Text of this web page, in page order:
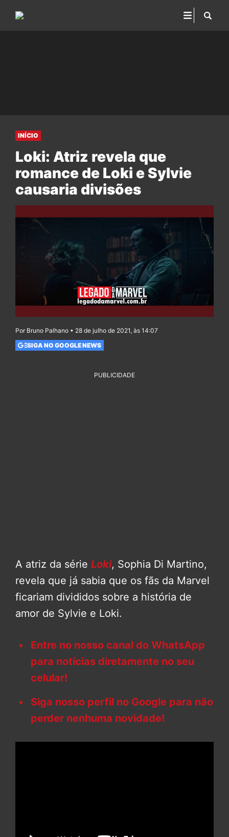
INÍCIO
Loki: Atriz revela que
romance de Loki e Sylvie
causaria divisões
Por Bruno Palhano • 28 de julho de 2021, às 14:07
SIGA NO GOOGLE NEWS
PUBLICIDADE
A atriz da série Loki, Sophia Di Martino,
revela que já sabia que os fãs da Marvel
ficariam divididos sobre a história de
amor de Sylvie e Loki.
Entre no nosso canal do WhatsApp
para notícias diretamente no seu
celular!
Siga nosso perfil no Google para não
perder nenhuma novidade!